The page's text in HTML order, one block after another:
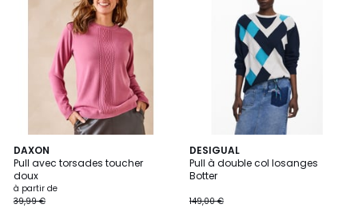
DAXON
Pull avec torsades toucher
doux
à partir de
39,99 €
4
Couleurs
DESIGUAL
Pull à double col losanges
Botter
149,00 €